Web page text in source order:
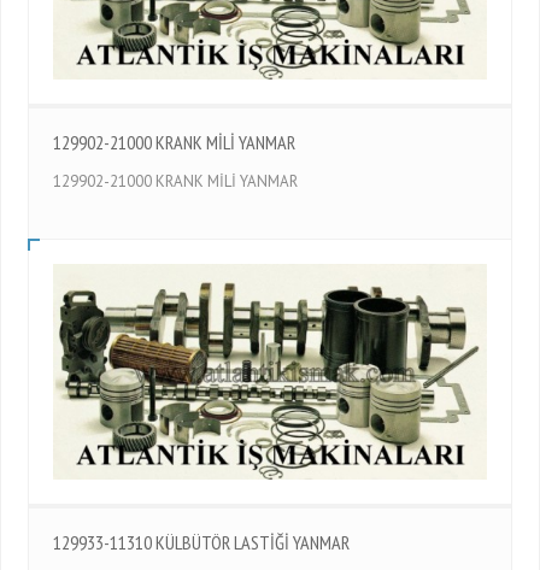
129902-21000 KRANK MİLİ YANMAR
129902-21000 KRANK MİLİ YANMAR
129933-11310 KÜLBÜTÖR LASTİĞİ YANMAR